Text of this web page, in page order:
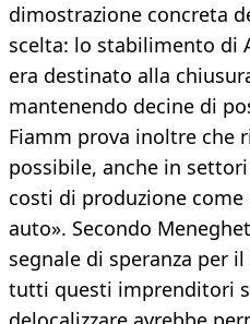
dimostrazione concreta
scelta: lo stabilimento di
era destinato alla
mantenendo decine di
Fiamm prova inoltre che
possibile, anche in
costi di produzione
auto». Secondo
segnale di speranza per
tutti questi imprenditori